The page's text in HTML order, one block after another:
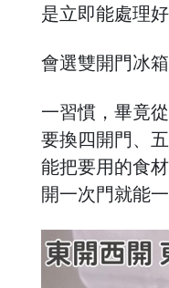
是立即能處理
會選雙開門冰
一習慣，畢竟
要換四開門、
能把要用的食
開一次門就能